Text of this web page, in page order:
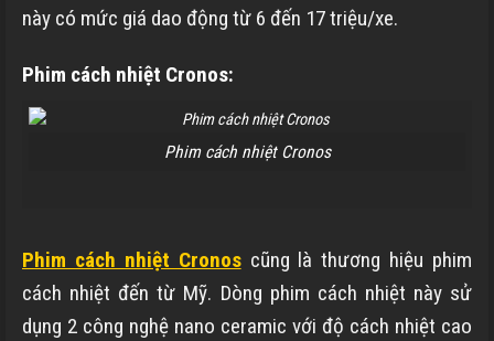
này có mức giá dao động từ 6 đến 17 triệu/xe.
Phim cách nhiệt Cronos:
Phim cách nhiệt Cronos
Phim cách nhiệt Cronoscũng là thương hiệu phim
cách nhiệt đến từ Mỹ. Dòng phim cách nhiệt này sử
dụng 2 công nghệ nano ceramic với độ cách nhiệt cao